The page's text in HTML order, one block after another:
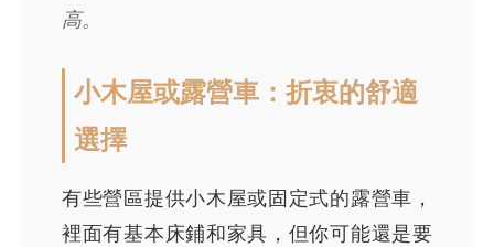
高。
小木屋或露營車：折衷的舒適
選擇
有些營區提供小木屋或固定式的露營車，
裡面有基本床鋪和家具，但你可能還是要